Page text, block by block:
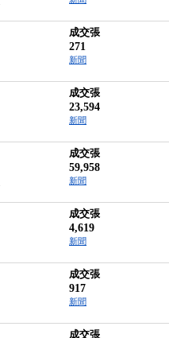
成交張
271
新聞
成交張
23,594
新聞
成交張
59,958
新聞
成交張
4,619
新聞
成交張
917
新聞
成交張